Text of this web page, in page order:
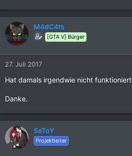
M4dC4ts
[GTA V] Bürger
27. Juli 2017
Hat damals irgendwie nicht funktioniert
Danke.
SeToY
Projektleiter